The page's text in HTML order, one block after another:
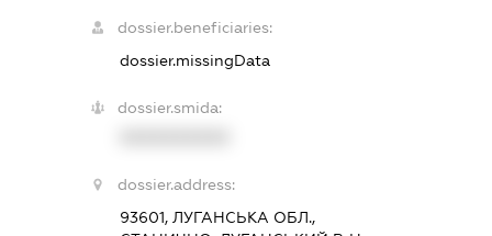
dossier.beneficiaries:
dossier.missingData
dossier.smida:
dossier.address:
93601, ЛУГАНСЬКА ОБЛ.,